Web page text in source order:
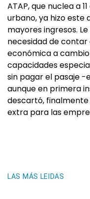
ATAP, que nuclea a
urbano, ya hizo este
mayores ingresos.
necesidad de
económica a
capacidades
sin pagar el pasaje -
aunque en primera
descartó,
extra para las
LAS MÁS LEIDAS